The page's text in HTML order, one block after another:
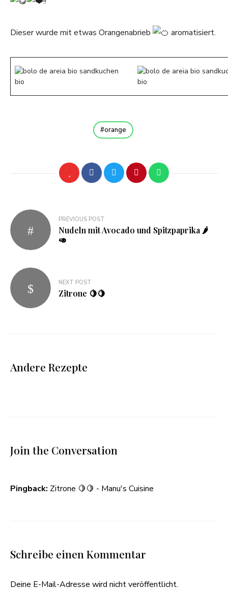
Dieser wurde mit etwas Orangenabrieb aromatisiert.
orange
Beitragsnavigation
PREVIOUS POST
Nudeln mit Avocado und Spitzpaprika 🌶
🥑
NEXT POST
Zitrone 🍋🍋
Andere Rezepte
Join the Conversation
Pingback: Zitrone 🍋🍋 - Manu's Cuisine
Schreibe einen Kommentar
Deine E-Mail-Adresse wird nicht veröffentlicht.